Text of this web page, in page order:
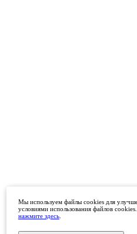
Мы используем файлы cookies для
условиями использования файлов
нажмите здесь.